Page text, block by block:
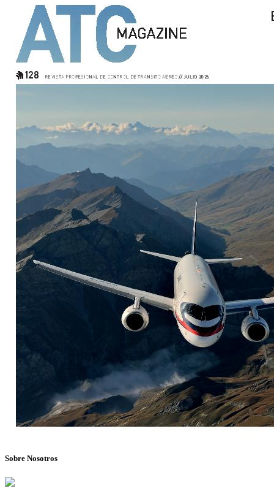
Sobre Nosotros